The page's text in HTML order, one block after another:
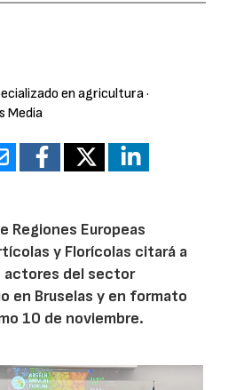
en agricultura·
Media
Regiones Europeas
y Florícolas citará a
actores del sector
en Bruselas y en formato
10 de noviembre.